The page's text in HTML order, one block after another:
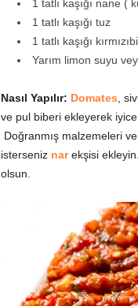
1 tatlı kaşığı nane (
1 tatlı kaşığı tuz
1 tatlı kaşığı
Yarım limon suyu
Nasıl Yapılır: Domates ,
ve pul biberi ekleyerek iyice
Doğranmış malzemeleri
isterseniz narekşisi
olsun.